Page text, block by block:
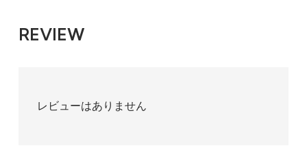
REVIEW
レビューはありません